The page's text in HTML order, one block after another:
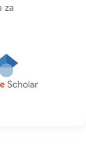
za